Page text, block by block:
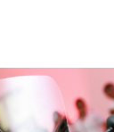
b ok